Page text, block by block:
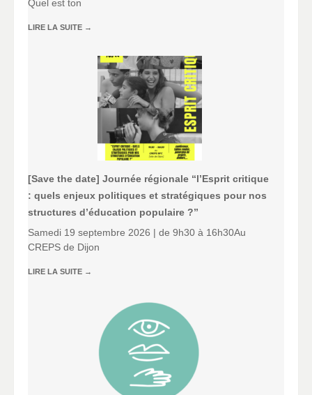
Quel est ton
LIRE LA SUITE →
[Save the date] Journée régionale “l’Esprit critique
: quels enjeux politiques et stratégiques pour nos
structures d’éducation populaire ?”
Samedi 19 septembre 2026 | de 9h30 à 16h30Au
CREPS de Dijon
LIRE LA SUITE →